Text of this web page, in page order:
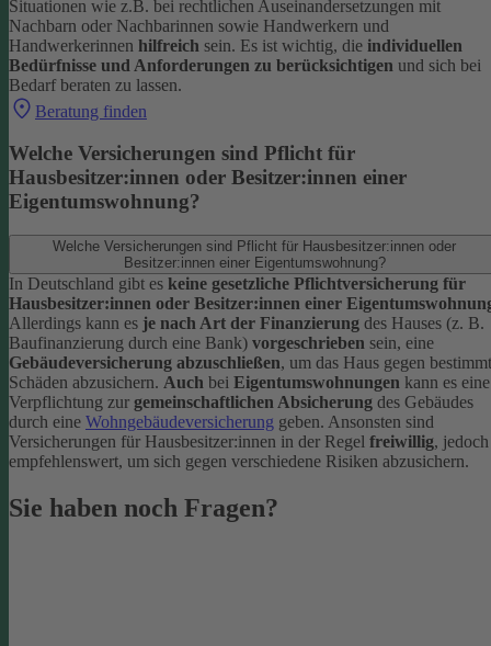
Situationen wie z.B. bei rechtlichen Auseinandersetzungen mit
Nachbarn oder Nachbarinnen sowie Handwerkern und
Handwerkerinnen hilfreich sein. Es ist wichtig, die individuellen
Bedürfnisse und Anforderungen zu berücksichtigen und sich bei
Bedarf beraten zu lassen.
Beratung finden
Welche Versicherungen sind Pflicht für
Hausbesitzer:innen oder Besitzer:innen einer
Eigentumswohnung?
Welche Versicherungen sind Pflicht für Hausbesitzer:innen oder
Besitzer:innen einer Eigentumswohnung?
In Deutschland gibt es keine gesetzliche Pflichtversicherung für
Hausbesitzer:innen oder Besitzer:innen einer
Allerdings kann es je nach Art der Finanzierung des Hauses (z. B.
Baufinanzierung durch eine Bank) vorgeschrieben sein, eine
Gebäudeversicherung abzuschließen, um das Haus gegen
Schäden abzusichern. Auch bei Eigentumswohnungen kann es eine
Verpflichtung zur gemeinschaftlichen Absicherung des Gebäudes
durch eine Wohngebäudeversicherung geben. Ansonsten sind
Versicherungen für Hausbesitzer:innen in der Regel freiwillig, jedoch
empfehlenswert, um sich gegen verschiedene Risiken abzusichern.
Sie haben noch Fragen?